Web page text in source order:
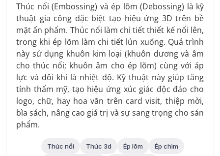
Thúc nổi (Embossing) và ép lõm (Debossing) là kỹ
thuật gia công đặc biệt tạo hiệu ứng 3D trên bề
mặt ấn phẩm. Thúc nổi làm chi tiết thiết kế nổi lên,
trong khi ép lõm làm chi tiết lún xuống. Quá trình
này sử dụng khuôn kim loại (khuôn dương và âm
cho thúc nổi; khuôn âm cho ép lõm) cùng với áp
lực và đôi khi là nhiệt độ. Kỹ thuật này giúp tăng
tính thẩm mỹ, tạo hiệu ứng xúc giác độc đáo cho
logo, chữ, hay hoa văn trên card visit, thiệp mời,
bìa sách, nâng cao giá trị và sự sang trọng cho sản
phẩm.
Thúc nổi Thúc 3d Ép lõm
Ép chìm